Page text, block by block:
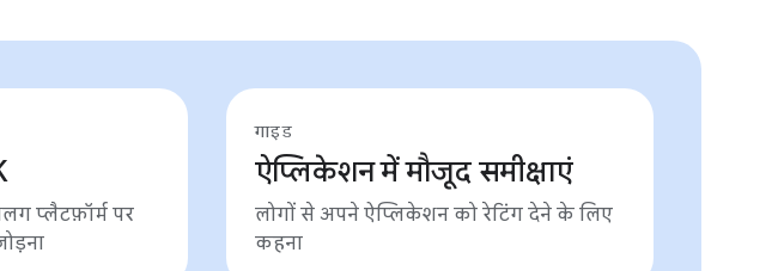
प्लैटफ़ॉर्म पर
गाइड
ऐप्लिकेशन में मौजूद समीक्षाएं
लोगों से अपने ऐप्लिकेशन को रेटिंग देने के लिए
कहना